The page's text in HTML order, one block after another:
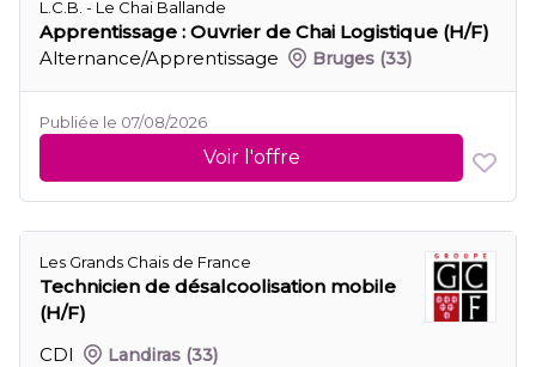
L.C.B. - Le Chai Ballande
Apprentissage : Ouvrier de Chai Logistique (H/F)
Alternance/Apprentissage
Bruges (33)
Publiée le 07/08/2026
Voir l'offre
Les Grands Chais de France
Technicien de désalcoolisation mobile
(H/F)
CDI
Landiras (33)